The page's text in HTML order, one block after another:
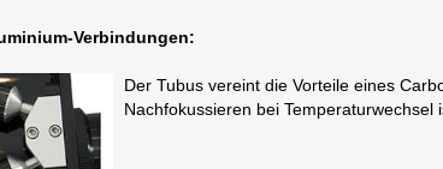
Verbindungen:
Der Tubus vereint die Vorteile eines
Nachfokussieren bei Temperaturwechsel